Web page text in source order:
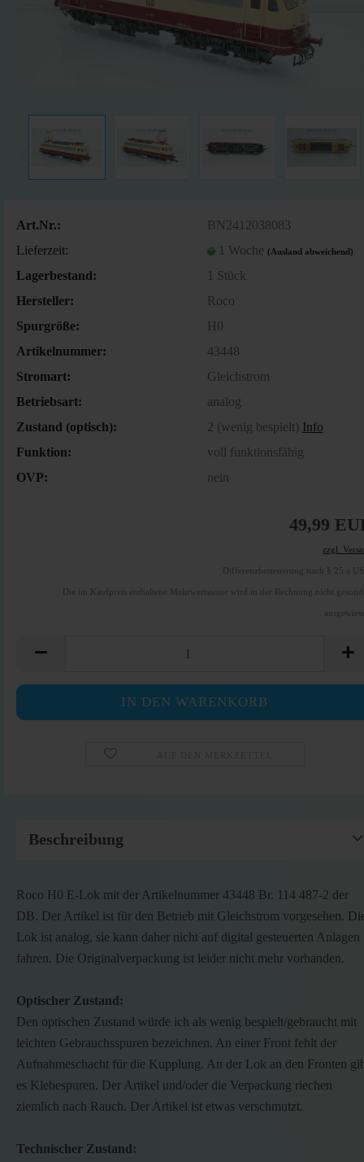
Art.Nr.:
BN2412038083
Lieferzeit:
1 Woche (Ausland abweichend)
Lagerbestand: 1 Stück
Hersteller:
Roco
Spurgröße:
H0
Artikelnummer:
43448
Stromart:
Gleichstrom
Betriebsart:
analog
Zustand (optisch):
2 (wenig bespielt) Info
Funktion:
voll funktionsfähig
OVP:
nein
49,99
zzgl.
Differenzbesteuerung nach § 25 a
Die im Kaufpreis enthaltene Mehrwertsteuer wird in der Rechnung nicht
Beschreibung
Roco H0 E-Lok mit der Artikelnummer 43448 Br. 114 487-2 der
DB. Der Artikel ist für den Betrieb mit Gleichstrom vorgesehen.
Lok ist analog, sie kann daher nicht auf digital gesteuerten Anlagen
fahren. Die Originalverpackung ist leider nicht mehr vorhanden.
Optischer Zustand:
Den optischen Zustand würde ich als wenig bespielt/gebraucht mit
leichten Gebrauchsspuren bezeichnen. An einer Front fehlt der
Aufnahmeschacht für die Kupplung. An der Lok an den Fronten
es Klebespuren. Der Artikel und/oder die Verpackung riechen
ziemlich nach Rauch. Der Artikel ist etwas verschmutzt.
Technischer Zustand: